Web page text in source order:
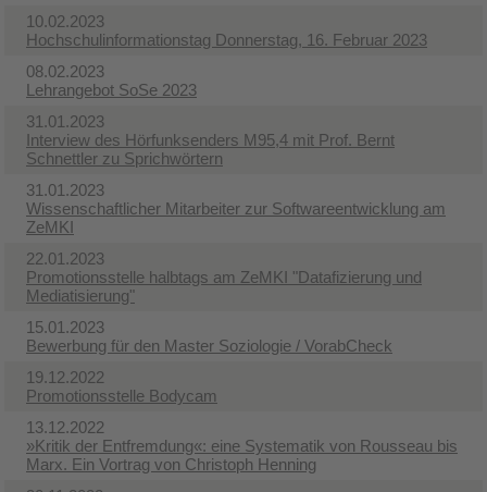
10.02.2023
Hochschulinformationstag Donnerstag, 16. Februar 2023
08.02.2023
Lehrangebot SoSe 2023
31.01.2023
Interview des Hörfunksenders M95,4 mit Prof. Bernt
Schnettler zu Sprichwörtern
31.01.2023
Wissenschaftlicher Mitarbeiter zur Softwareentwicklung am
ZeMKI
22.01.2023
Promotionsstelle halbtags am ZeMKI "Datafizierung und
Mediatisierung"
15.01.2023
Bewerbung für den Master Soziologie / VorabCheck
19.12.2022
Promotionsstelle Bodycam
13.12.2022
»Kritik der Entfremdung«: eine Systematik von Rousseau bis
Marx. Ein Vortrag von Christoph Henning